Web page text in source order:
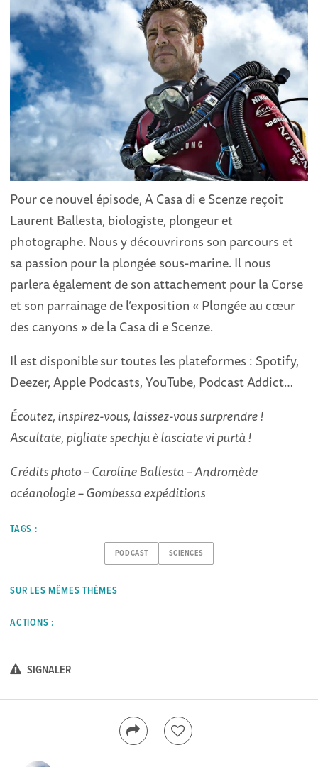
Pour ce nouvel épisode, A Casa di e Scenze reçoit
Laurent Ballesta, biologiste, plongeur et
photographe. Nous y découvrirons son parcours et
sa passion pour la plongée sous-marine. Il nous
parlera également de son attachement pour la Corse
et son parrainage de l’exposition « Plongée au cœur
des canyons » de la Casa di e Scenze.
Il est disponiblesur toutes les plateformes : Spotify,
Deezer, Apple Podcasts, YouTube, Podcast Addict…
Écoutez, inspirez-vous, laissez-vous surprendre !
Ascultate, pigliate spechju è lasciate vi purtà !
Crédits photo – Caroline Ballesta – Andromède
océanologie – Gombessa expéditions
TAGS :
PODCAST SCIENCES
SUR LES MÊMES THÈMES
ACTIONS :
SIGNALER